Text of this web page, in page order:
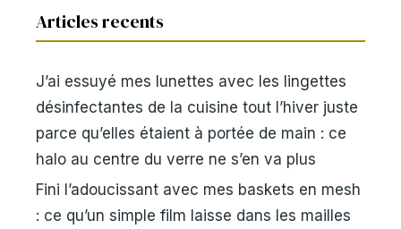
Articles recents
J’ai essuyé mes lunettes avec les lingettes
désinfectantes de la cuisine tout l’hiver juste
parce qu’elles étaient à portée de main : ce
halo au centre du verre ne s’en va plus
Fini l’adoucissant avec mes baskets en mesh
: ce qu’un simple film laisse dans les mailles